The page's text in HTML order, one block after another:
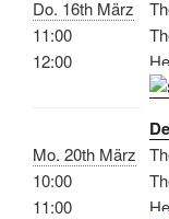
Do. 16th März
11:00
12:00
Mo. 20th März
10:00
11:00